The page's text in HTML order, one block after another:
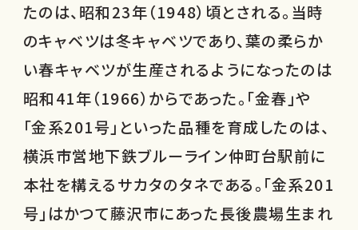
たのは、昭和23年（1948）頃とされる。当時
のキャベツは冬キャベツであり、葉の柔らか
い春キャベツが生産されるようになったのは
昭和41年（1966）からであった。「金春」や
「金系201号」といった品種を育成したのは、
横浜市営地下鉄ブルーライン仲町台駅前に
本社を構えるサカタのタネである。「金系201
号」はかつて藤沢市にあった長後農場生まれ